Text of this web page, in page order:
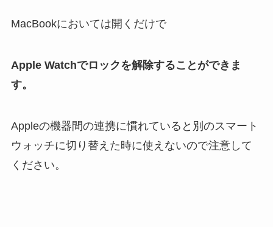
MacBookにおいては開くだけで
Apple Watchでロックを解除することができま
す。
Appleの機器間の連携に慣れていると別のスマート
ウォッチに切り替えた時に使えないので注意して
ください。